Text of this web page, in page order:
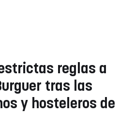
reglas a
tras las
y hosteleros de